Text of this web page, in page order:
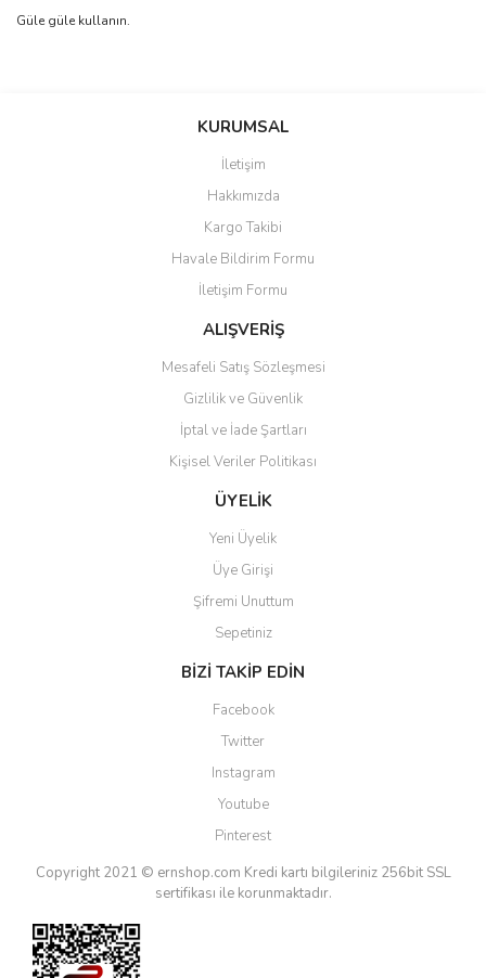
Güle güle kullanın.
Bu ürüne ilk yorumu siz yapın!
Ürün resmi kalitesiz, bozuk veya görüntülenemiyor.
Ürün açıklamasında eksik bilgiler bulunuyor.
Ürün bilgilerinde hatalar bulunuyor.
Ürün fiyatı diğer sitelerden daha pahalı.
Bu ürüne benzer farklı alternatifler olmalı.
Gönder
KURUMSAL
İletişim
Hakkımızda
Kargo Takibi
Havale Bildirim Formu
İletişim Formu
ALIŞVERİŞ
Mesafeli Satış Sözleşmesi
Gizlilik ve Güvenlik
İptal ve İade Şartları
Kişisel Veriler Politikası
ÜYELİK
Yeni Üyelik
Üye Girişi
Şifremi Unuttum
Sepetiniz
BİZİ TAKİP EDİN
Facebook
Twitter
Instagram
Youtube
Pinterest
Copyright 2021 © ernshop.com Kredi kartı bilgileriniz 256bit SSL
sertifikası ile korunmaktadır.